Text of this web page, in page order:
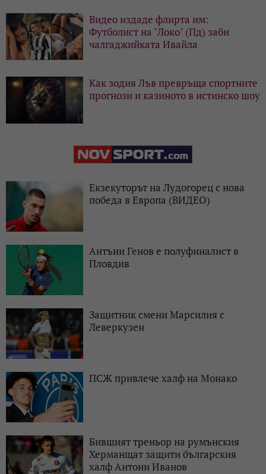
Видео издаде флирта им:
Футболист на "Локо" (Пд) заби
чалгаджийката Ивайла
Как зодия Лъв превръща спортните
прогнози и казиното в истинско шоу
Екзекуторът на Лудогорец с нова
победа в Европа (ВИДЕО)
Антъни Генов е полуфиналист в
Пловдив
Защитник смени Марсилия с
Леверкузен
ПСЖ привлече халф на Монако
Бившият треньор на румънския
Херманщат защити българския
халф Антони Иванов